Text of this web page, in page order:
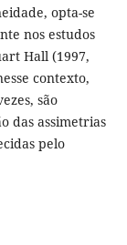
opta-se
nos estudos
Hall (1997,
contexto,
são
das assimetrias
pelo